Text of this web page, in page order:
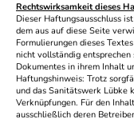
Rechtswirksamkeit dieses
Dieser Haftungsausschluss
dem aus auf diese Seite
Formulierungen dieses
nicht vollständig
Dokumentes in ihrem Inhalt
Haftungshinweis: Trotz
und das Sanitätswerk Lübke
Verknüpfungen. Für den
ausschließlich deren